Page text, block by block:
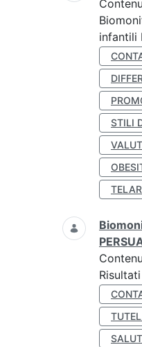
infantili
STILI